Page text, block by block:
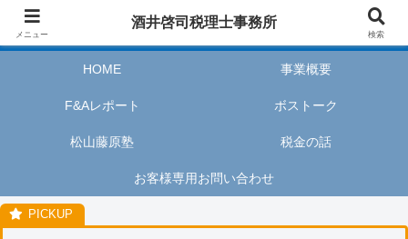
酒井啓司税理士事務所は、お客様が私たちのサービスを利用するときに、安心
HOME 事業概要
F&Aレポート ボストーク
松山藤原塾 税金の話
お客様専用お問い合わせ
メニュー
酒井啓司税理士事務所
検索